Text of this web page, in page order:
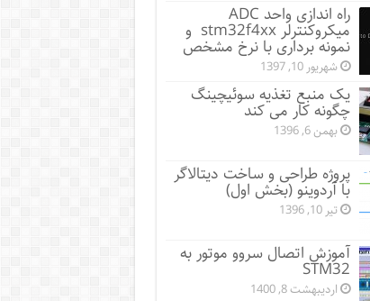
راه اندازی واحد ADC
میکروکنترلر stm32f4xx و
نمونه برداری با نرخ مشخص
شهریور 10, 1397
یک منبع تغذیه سوئیچینگ
چگونه کار می کند
بهمن 6, 1396
پروژه طراحی و ساخت دیتالاگر
با آردوینو (بخش اول)
تیر 10, 1396
آموزش اتصال سروو موتور به
STM32
اردیبهشت 8, 1400